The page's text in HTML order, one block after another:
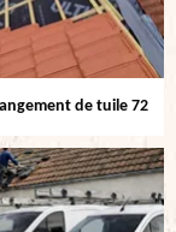
de tuile 72